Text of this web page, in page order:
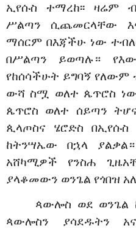
ኢየሱስ ተማረከ፡፡ ዛሬም
ሥልጣን ሲጨመርላቸው
ማሰርም በእጃችሁ ነው
በሥልጣን ይወጣሉ።
የከሰሳችሁት ይግባኝ የለውም
ውሻ ስሟ ወለተ ጴጥሮስ
ጴጥሮስ ወለተ ሰይጣን
ጲላጦስና ሄሮድስ
ከትንሣኤው በኋላ
አሸካሚዎች የንስሐ
ያላቆመውን ወንጌል የጎበዝ
ጳውሎስ ወደ ወንጌል
ጳውሎስን ያሳደዱትን